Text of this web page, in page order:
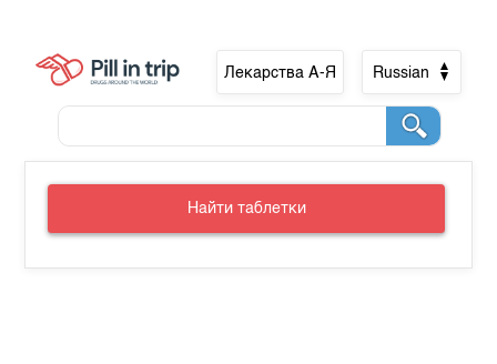
Лекарства А-Я Russian
Найти таблетки